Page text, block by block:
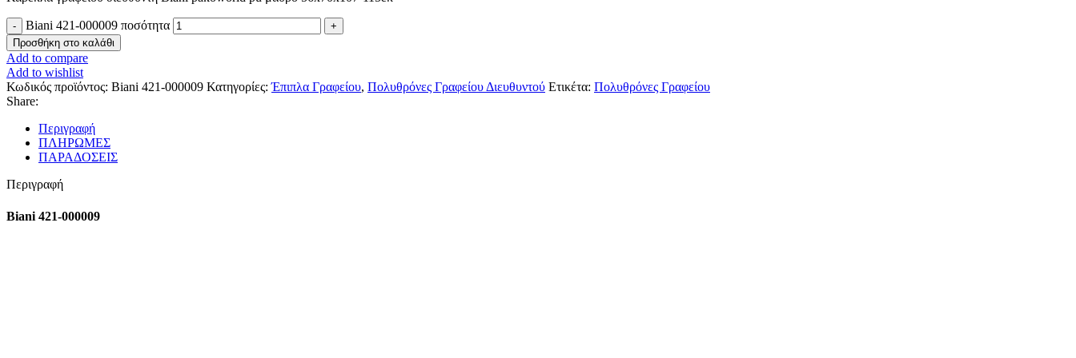
Biani 421-000009 ποσότητα
Προσθήκη στο καλάθι
Add to compare
Add to wishlist
Κωδικός προϊόντος: Biani 421-000009 Κατηγορίες: Έπιπλα Γραφείου, Πολυθρόνες Γραφείου Διευθυντού Ετικέτα: Πολυθρόνες Γραφείου
Share:
Περιγραφή
ΠΛΗΡΩΜΕΣ
ΠΑΡΑΔΟΣΕΙΣ
Περιγραφή
Biani 421-000009